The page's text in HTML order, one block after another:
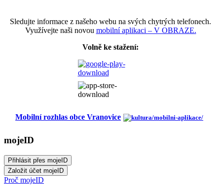
Sledujte informace z našeho webu na svých chytrých telefonech.
Využívejte naši novou mobilní aplikaci – V OBRAZE.
Volně ke stažení:
Mobilní rozhlas obce Vranovice
mojeID
Proč mojeID